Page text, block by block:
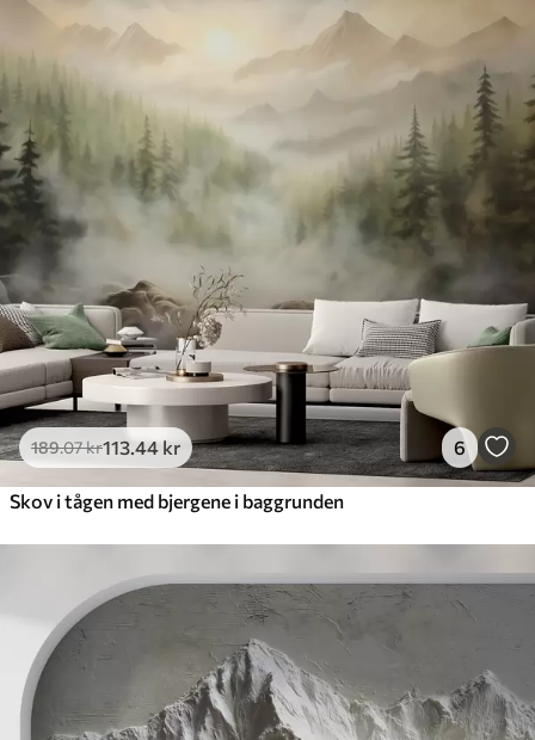
189.07kr113 .44 kr 6
Skov i tågen med bjergene i baggrunden